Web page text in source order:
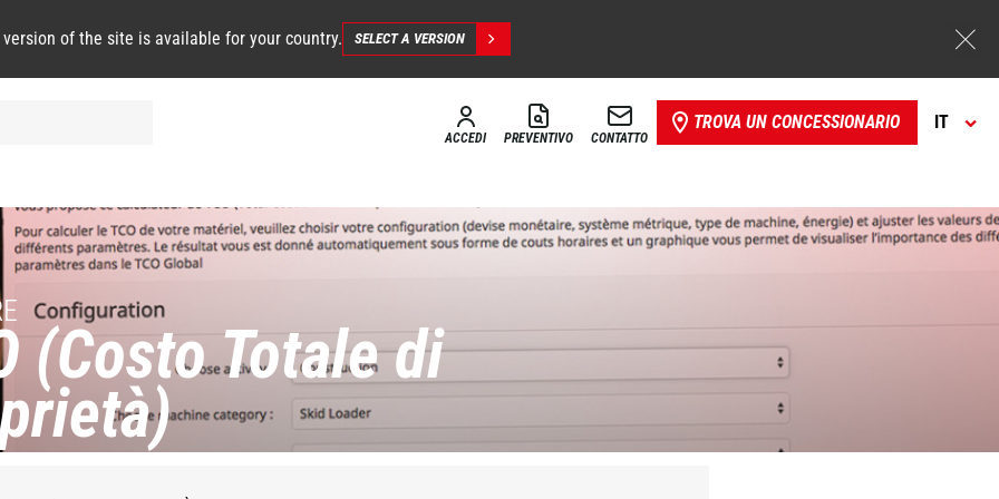
version of the site is available for your country. SELECT A VERSION
ACCEDI PREVENTIVO CONTATTO
TROVA UN CONCESSIONARIO IT
(Costo Totale di